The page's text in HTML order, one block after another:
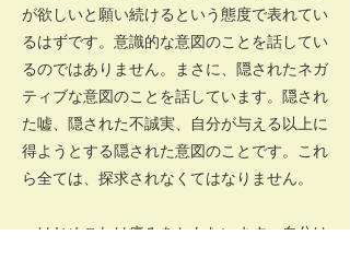
が欲しいと願い続けるという態度で表れてい
るはずです。意識的な意図のことを話してい
るのではありません。まさに、隠されたネガ
ティブな意図のことを話しています。隠され
た嘘、隠された不誠実、自分が与える以上に
得ようとする隠された意図のことです。これ
ら全ては、探求されなくてはなりません。
はじめこれは痛みをともないます。自分は